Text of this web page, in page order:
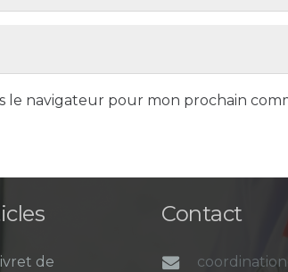
le navigateur pour mon prochain
de
Contact